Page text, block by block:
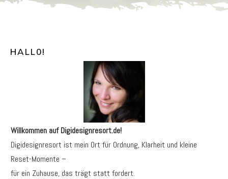
HALL0!
Willkommen auf Digidesignresort.de!
Digidesignresort ist mein Ort für Ordnung, Klarheit und kleine
Reset-Momente –
für ein Zuhause, das trägt statt fordert.